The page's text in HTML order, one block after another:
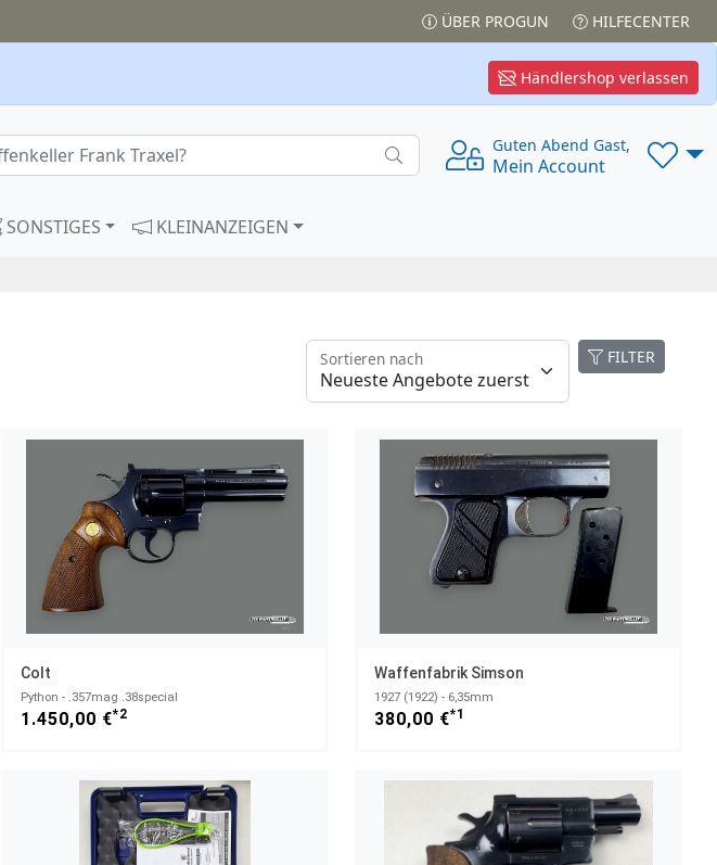
ÜBER PROGUN HILFECENTER
Händlershop verlassen
Guten Abend Gast,
Mein Account
SONSTIGES KLEINANZEIGEN
FILTER
Sortieren nach
Colt
Python - .357mag .38special
1.450,00 €*2
Waffenfabrik Simson
1927 (1922) - 6,35mm
380,00 €*1